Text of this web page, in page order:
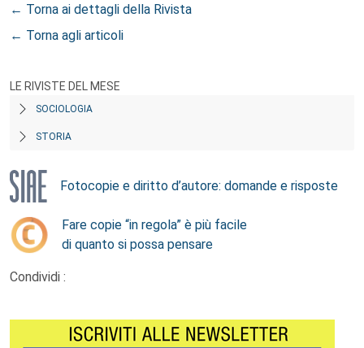
← Torna ai dettagli della Rivista
← Torna agli articoli
LE RIVISTE DEL MESE
SOCIOLOGIA
STORIA
Fotocopie e diritto d’autore: domande e risposte
Fare copie “in regola” è più facile
di quanto si possa pensare
Condividi :